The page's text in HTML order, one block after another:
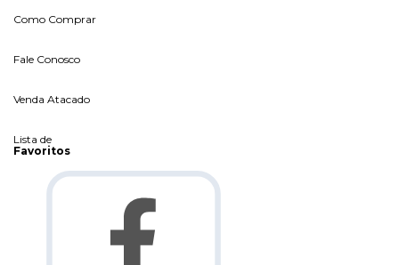
Como Comprar
Fale Conosco
Venda Atacado
Lista de
Favoritos